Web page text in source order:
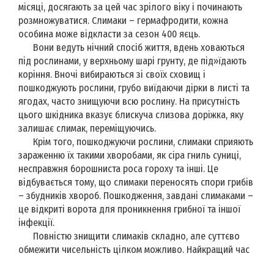
місяці, досягають за цей час зрілого віку і починають
розмножуватися. Слимаки – гермафродити, кожна
особина може відкласти за сезон 400 яєць.
Вони ведуть нічний спосіб життя, вдень ховаються
під рослинами, у верхньому шарі грунту, де під»їдають
коріння. Вночі вибираються зі своїх сховищ і
пошкоджують рослини, грубо виїдаючи дірки в листі та
ягодах, часто знищуючи всю рослину. На присутність
цього шкідника вказує блискуча слизова доріжка, яку
залишає слимак, переміщуючись.
Крім того, пошкоджуючи рослини, слимаки сприяють
зараженню їх такими хворобами, як сіра гниль суниці,
несправжня борошниста роса гороху та інші. Це
відбувається тому, що слимаки переносять спори грибів
– збудників хвороб. Пошкодження, завдані слимаками –
це відкриті ворота для проникнення грибної та іншої
інфекції.
Повністю знищити слимаків складно, але суттєво
обмежити чисельність цілком можливо. Найкращий час